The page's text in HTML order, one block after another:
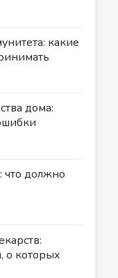
какие
дома:
что должно
о которых